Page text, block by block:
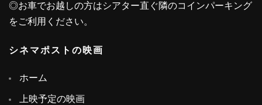
◎お車でお越しの方はシアター直ぐ隣のコインパーキング
をご利用ください。
シネマポストの映画
ホーム
上映予定の映画